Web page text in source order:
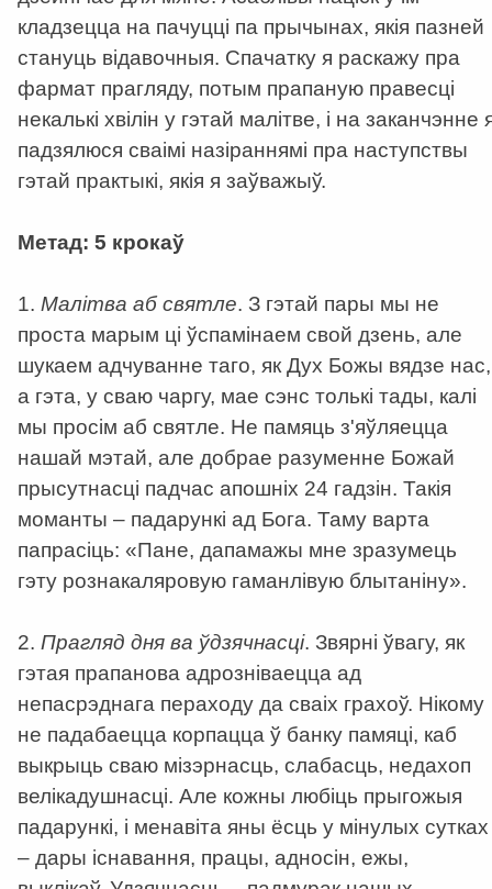
кладзецца на пачуцці па прычынах, якія пазней
стануць відавочныя. Спачатку я раскажу пра
фармат прагляду, потым прапаную правесці
некалькі хвілін у гэтай малітве, і на заканчэнне
падзялюся сваімі назіраннямі пра наступствы
гэтай практыкі, якія я заўважыў.
Метад: 5 крокаў
1. Малітва аб святле. З гэтай пары мы не
проста марым ці ўспамінаем свой дзень, але
шукаем адчуванне таго, як Дух Божы вядзе нас,
а гэта, у сваю чаргу, мае сэнс толькі тады, калі
мы просім аб святле. Не памяць з'яўляецца
нашай мэтай, але добрае разуменне Божай
прысутнасці падчас апошніх 24 гадзін. Такія
моманты – падарункі ад Бога. Таму варта
папрасіць: «Пане, дапамажы мне зразумець
гэту рознакаляровую гаманлівую блытаніну».
2. Прагляд дня ва ўдзячнасці. Звярні ўвагу, як
гэтая прапанова адрозніваецца ад
непасрэднага пераходу да сваіх грахоў. Нікому
не падабаецца корпацца ў банку памяці, каб
выкрыць сваю мізэрнасць, слабасць, недахоп
велікадушнасці. Але кожны любіць прыгожыя
падарункі, і менавіта яны ёсць у мінулых сутках
– дары існавання, працы, адносін, ежы,